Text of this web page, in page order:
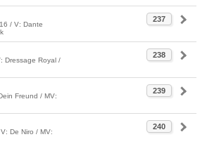
237
/ V: Dante
238
Dressage Royal /
239
Freund / MV:
240
De Niro / MV: